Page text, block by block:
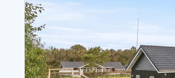
Ferienhäuser Bjerregard Ferienhäuser Blavand
Ferienhäuser Argab
Ferienhäuser in Arrild
Ferienhäuser Bjerregard
Ferienhäuser Blavand